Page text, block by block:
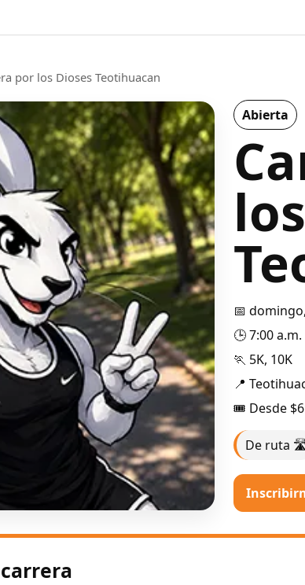
por los Dioses Teotihuacan
Abierta
📅
🕒 7:00 a.m.
🏃 5K, 10K
📍
🎟️ Desde
De ruta